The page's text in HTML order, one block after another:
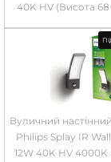
40K HV (Висота
Вуличний
Philips Splay IR
12W 40K HV 4000K